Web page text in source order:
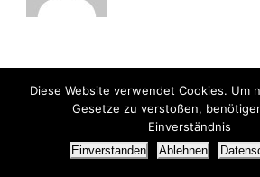
Diese Website verwendet Cookies. Um
Gesetze zu verstoßen,
Einverständnis
Einverstanden Ablehnen